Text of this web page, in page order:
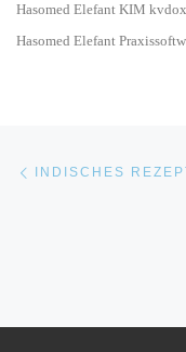
Hasomed Elefant KIM
Hasomed Elefant
INDISCHES